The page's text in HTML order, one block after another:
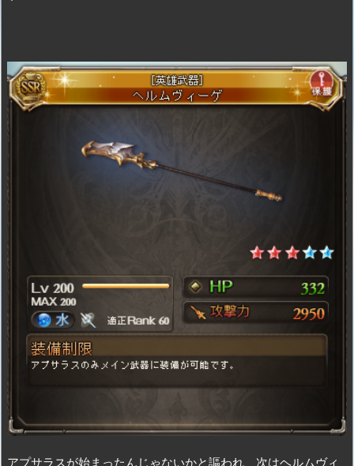
アプサラスが始まったんじゃないかと謳われ、次はヘルムヴィ